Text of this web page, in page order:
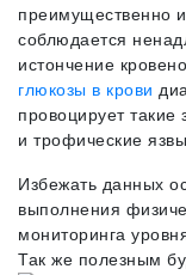
преимущественно
соблюдается
истончение
глюкозы в крови
провоцирует такие
и трофические
Избежать данных
выполнения
мониторинга
Так же полезным